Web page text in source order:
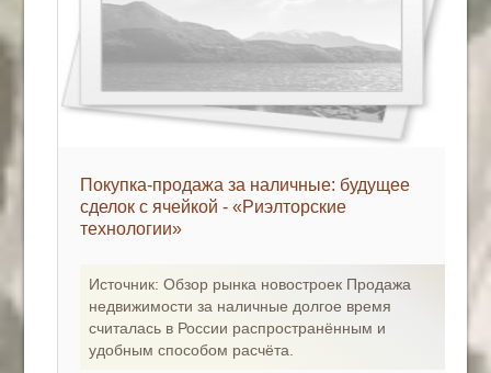
Покупка-продажа за наличные: будущее
сделок с ячейкой - «Риэлторские
технологии»
Источник: Обзор рынка новостроек Продажа
недвижимости за наличные долгое время
считалась в России распространённым и
удобным способом расчёта.